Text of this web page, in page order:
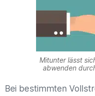
Mitunter lässt
abwenden
Bei bestimmten